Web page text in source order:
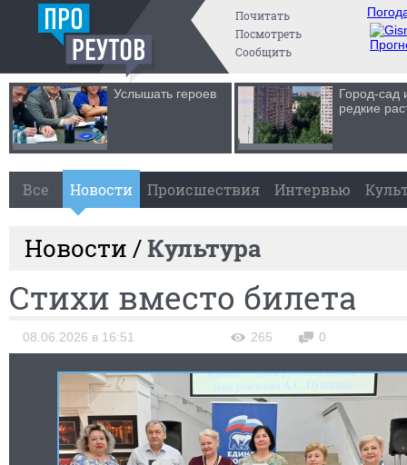
Почитать
Посмотреть
Сообщить
Услышать героев
Город-сад
редкие
Все Новости Происшествия Интервью
Новости /Культура
Стихи вместо билета
08.06.2026 в 16:51 265 0